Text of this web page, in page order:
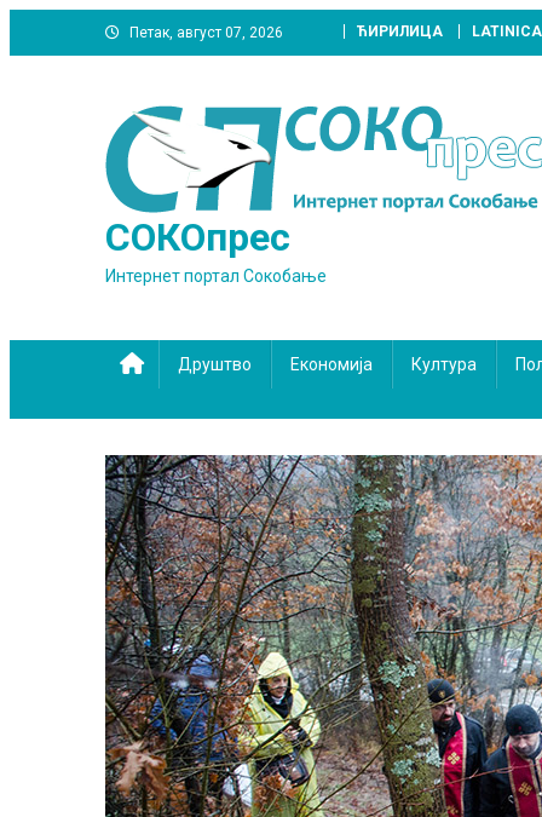
to
Петак, август 07, 2026 ЋИРИЛИЦА LATINICA
СОКОпрес
Интернет портал Сокобање
Друштво Економија Култура